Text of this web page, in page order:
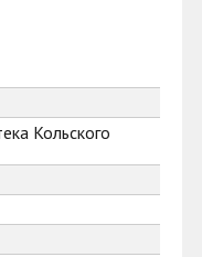
Кольского